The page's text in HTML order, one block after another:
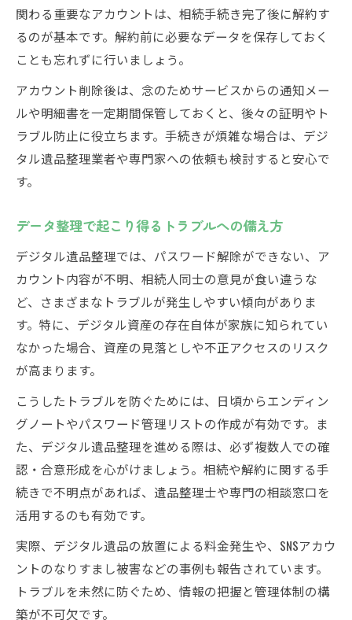
関わる重要なアカウントは、相続手続き完了後に解約す
るのが基本です。解約前に必要なデータを保存しておく
ことも忘れずに行いましょう。
アカウント削除後は、念のためサービスからの通知メー
ルや明細書を一定期間保管しておくと、後々の証明やト
ラブル防止に役立ちます。手続きが煩雑な場合は、デジ
タル遺品整理業者や専門家への依頼も検討すると安心で
す。
データ整理で起こり得るトラブルへの備え方
デジタル遺品整理では、パスワード解除ができない、ア
カウント内容が不明、相続人同士の意見が食い違うな
ど、さまざまなトラブルが発生しやすい傾向がありま
す。特に、デジタル資産の存在自体が家族に知られてい
なかった場合、資産の見落としや不正アクセスのリスク
が高まります。
こうしたトラブルを防ぐためには、日頃からエンディン
グノートやパスワード管理リストの作成が有効です。ま
た、デジタル遺品整理を進める際は、必ず複数人での確
認・合意形成を心がけましょう。相続や解約に関する手
続きで不明点があれば、遺品整理士や専門の相談窓口を
活用するのも有効です。
実際、デジタル遺品の放置による料金発生や、SNSアカウ
ントのなりすまし被害などの事例も報告されています。
トラブルを未然に防ぐため、情報の把握と管理体制の構
築が不可欠です。